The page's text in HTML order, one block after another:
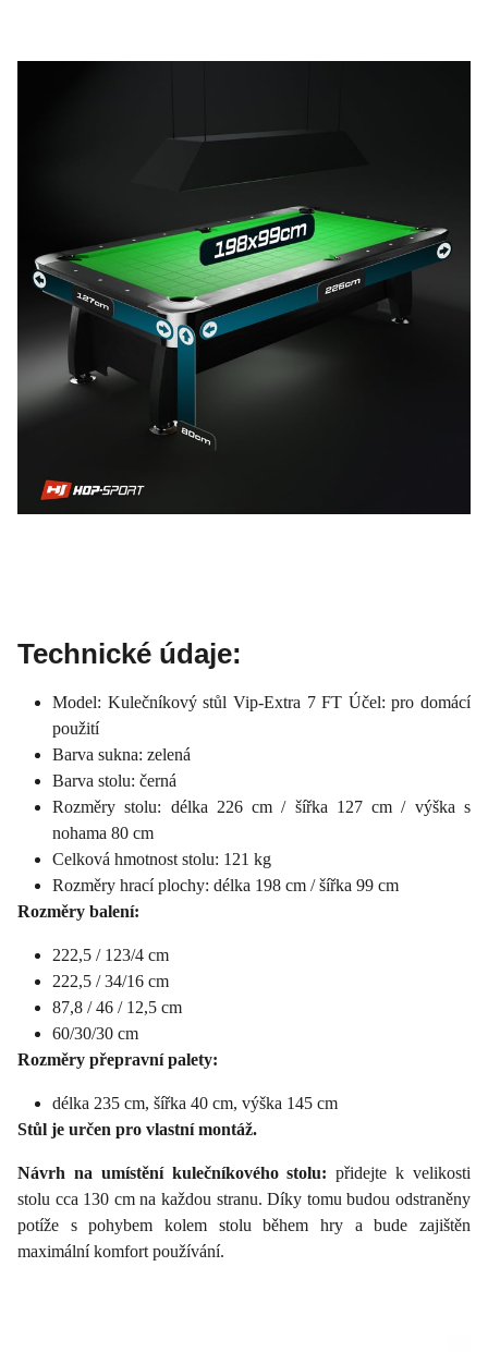
Technické údaje:
Model: Kulečníkový stůl Vip-Extra 7 FT Účel: pro domácí
použití
Barva sukna: zelená
Barva stolu: černá
Rozměry stolu: délka 226 cm / šířka 127 cm / výška s
nohama 80 cm
Celková hmotnost stolu: 121 kg
Rozměry hrací plochy: délka 198 cm / šířka 99 cm
Rozměry balení:
222,5 / 123/4 cm
222,5 / 34/16 cm
87,8 / 46 / 12,5 cm
60/30/30 cm
Rozměry přepravní palety:
délka 235 cm, šířka 40 cm, výška 145 cm
Stůl je určen pro vlastní montáž.
Návrh na umístění kulečníkového stolu:přidejte k velikosti
stolu cca 130 cm na každou stranu. Díky tomu budou odstraněny
potíže s pohybem kolem stolu během hry a bude zajištěn
maximální komfort používání.